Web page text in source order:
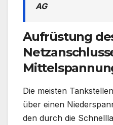
AG
Aufrüstung
Die meisten
über einen
den durch die